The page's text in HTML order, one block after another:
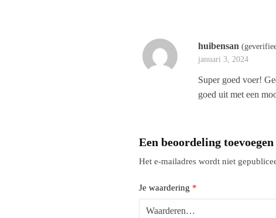
huibensan
januari 3, 2024
Super goed voer!
goed uit met een
Een beoordeling toevoegen
Het e-mailadres wordt niet
Je waardering *